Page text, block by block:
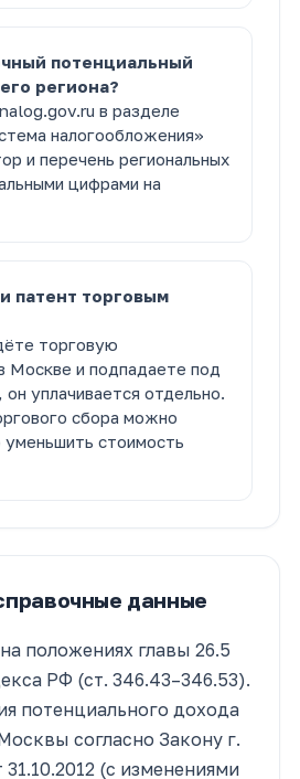
потенциальный
региона?
в разделе
налогообложения»
и перечень региональных
цифрами на
патент торговым
торговую
Москве и подпадаете под
уплачивается отдельно.
сбора можно
уменьшить стоимость
данные
положениях главы 26.5
РФ (ст. 346.43–346.53).
потенциального дохода
согласно Закону г.
(с изменениями